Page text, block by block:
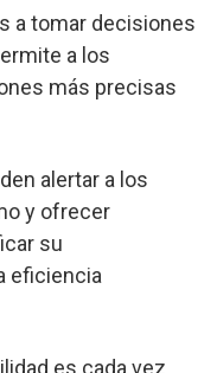
a tomar decisiones
a los
más precisas
alertar a los
y ofrecer
su
eficiencia
es cada vez